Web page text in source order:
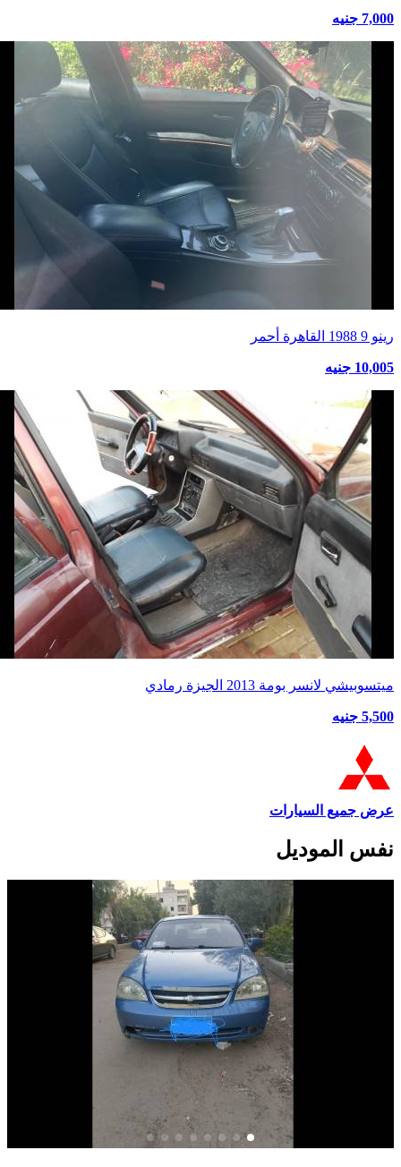
7,000 جنيه
رينو 9 1988 القاهرة أحمر
10,005 جنيه
ميتسوبيشي لانسر بومة 2013 الجيزة رمادي
5,500 جنيه
عرض جميع السيارات
نفس الموديل